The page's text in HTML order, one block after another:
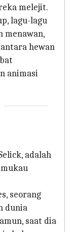
melejit.
lagu-lagu
menawan,
hewan
animasi
adalah
seorang
dunia
saat dia